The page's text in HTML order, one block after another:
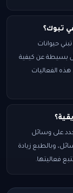
تبوك؟
حيوانات
بسيطة عن كيفية
الفعاليات
على وسائل
وبالطبع زيادة
فعاليتها.